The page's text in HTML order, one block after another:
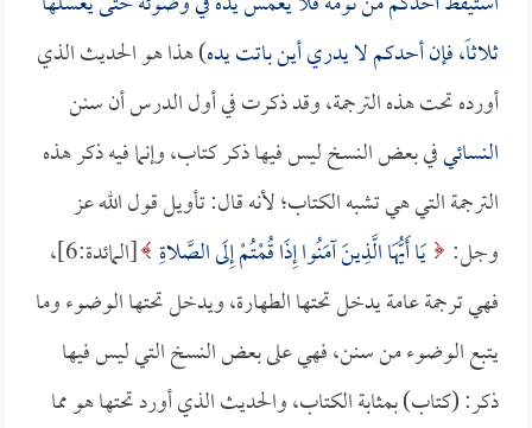
ثلاثاً، فإن أحدكم لا يدري أين باتت يده) هذا هو الحديث الذي
أورده تحت هذه الترجمة، وقد ذكرت في أول الدرس أن سنن
النسائيفي بعض النسخ ليس فيها ذكر كتاب، وإنما فيه ذكر هذه
الترجمة التي هي تشبه الكتاب؛ لأنه قال: تأويل قول الله عز
وجل: يَا أَيُّهَا الَّذِينَ آمَنُوا إِذَا قُمْتُمْ إِلَى الصَّلاةِ
[المائدة:6]،
فهي ترجمة عامة يدخل تحتها الطهارة، ويدخل تحتها الوضوء وما
يتبع الوضوء من سنن، فهي على بعض النسخ التي ليس فيها
ذكر: (كتاب) بمثابة الكتاب، والحديث الذي أورد تحتها هو مما